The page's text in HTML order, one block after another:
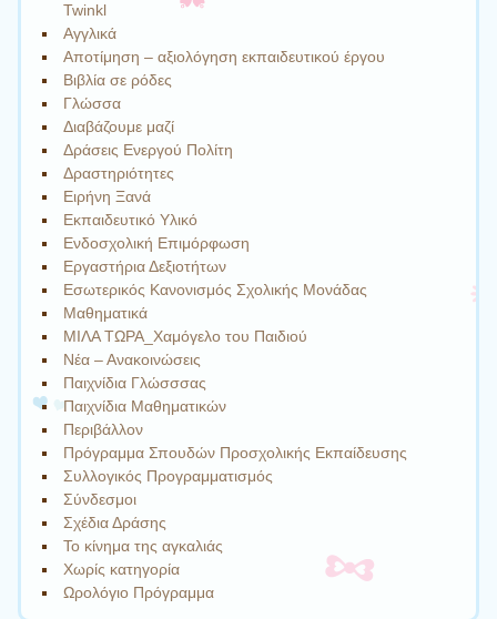
Twinkl
Αγγλικά
Αποτίμηση – αξιολόγηση εκπαιδευτικού έργου
Βιβλία σε ρόδες
Γλώσσα
Διαβάζουμε μαζί
Δράσεις Ενεργού Πολίτη
Δραστηριότητες
Ειρήνη Ξανά
Εκπαιδευτικό Υλικό
Ενδοσχολική Επιμόρφωση
Εργαστήρια Δεξιοτήτων
Εσωτερικός Κανονισμός Σχολικής Μονάδας
Μαθηματικά
ΜΙΛΑ ΤΩΡΑ_Χαμόγελο του Παιδιού
Νέα – Ανακοινώσεις
Παιχνίδια Γλώσσσας
Παιχνίδια Μαθηματικών
Περιβάλλον
Πρόγραμμα Σπουδών Προσχολικής Εκπαίδευσης
Συλλογικός Προγραμματισμός
Σύνδεσμοι
Σχέδια Δράσης
Το κίνημα της αγκαλιάς
Χωρίς κατηγορία
Ωρολόγιο Πρόγραμμα